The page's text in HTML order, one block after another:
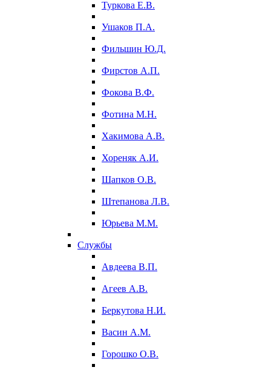
Туркова Е.В.
Ушаков П.А.
Фильшин Ю.Д.
Фирстов А.П.
Фокова В.Ф.
Фотина М.Н.
Хакимова А.В.
Хореняк А.И.
Шапков О.В.
Штепанова Л.В.
Юрьева М.М.
Службы
Авдеева В.П.
Агеев А.В.
Беркутова Н.И.
Васин А.М.
Горошко О.В.